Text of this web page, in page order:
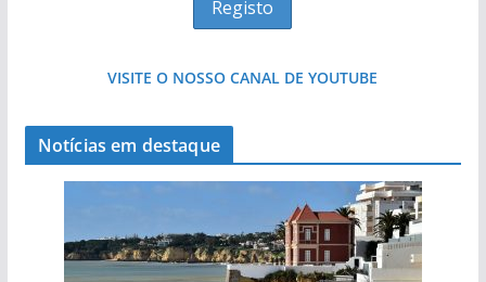
VISITE O NOSSO CANAL DE YOUTUBE
Notícias em destaque